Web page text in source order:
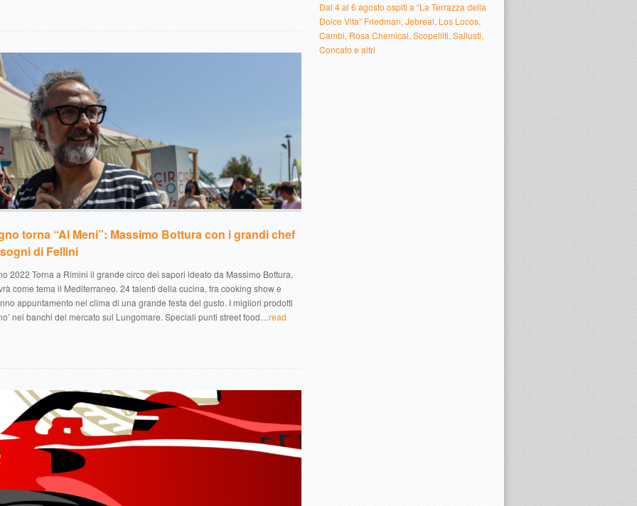
torna “Al Meni”: Massimo Bottura con i grandi chef
di Fellini
2022 Torna a Rimini il grande circo dei sapori ideato da Massimo Bottura,
come tema il Mediterraneo. 24 talenti della cucina, fra cooking show e
appuntamento nel clima di una grande festa del gusto. I migliori prodotti
nei banchi del mercato sul Lungomare. Speciali punti street food…read
Dal 4 al 6 agosto ospiti a “La Terrazza della
Dolce Vita” Friedman, Jebreal, Los Locos,
Cambi, Rosa Chemical, Scopelliti, Sallusti,
Concato e altri